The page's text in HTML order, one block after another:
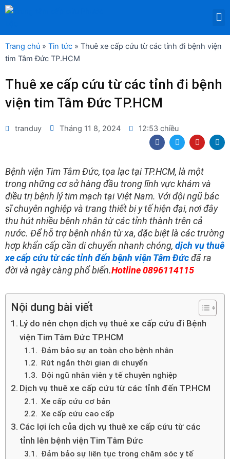
Nhảy
dung
Trang chủ » Tin tức » Thuê xe cấp cứu từ các tỉnh đi bệnh viện
tim Tâm Đức TP.HCM
Thuê xe cấp cứu từ các tỉnh đi bệnh
viện tim Tâm Đức TP.HCM
tranduy Tháng 11 8, 2024 12:53 chiều
F
a
c
b
o
o
k
T
w
i
e
r
Y
o
u
u
b
e
L
i
n
n
Bệnh viện Tim Tâm Đức, tọa lạc tại TP.HCM, là một
trong những cơ sở hàng đầu trong lĩnh vực khám và
điều trị bệnh lý tim mạch tại Việt Nam. Với đội ngũ bác
sĩ chuyên nghiệp và trang thiết bị y tế hiện đại, nơi đây
thu hút nhiều bệnh nhân từ các tỉnh thành trên cả
nước. Để hỗ trợ bệnh nhân từ xa, đặc biệt là các trường
hợp khẩn cấp cần di chuyển nhanh chóng, dịch vụ thuê
xe cấp cứu từ các tỉnh đến bệnh viện Tâm Đứcđã ra
đời và ngày càng phổ biến.Hotline 0896114115
Nội dung bài viết
Lý do nên chọn dịch vụ thuê xe cấp cứu đi Bệnh
viện Tim Tâm Đức TP.HCM
Đảm bảo sự an toàn cho bệnh nhân
Rút ngắn thời gian di chuyển
Đội ngũ nhân viên y tế chuyên nghiệp
Dịch vụ thuê xe cấp cứu từ các tỉnh đến TP.HCM
Xe cấp cứu cơ bản
Xe cấp cứu cao cấp
Các lợi ích của dịch vụ thuê xe cấp cứu từ các
tỉnh lên bệnh viện Tim Tâm Đức
Đảm bảo sự liên tục trong chăm sóc y tế